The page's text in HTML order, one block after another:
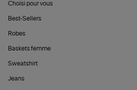
Choisi pour vous
Best-Sellers
Robes
Baskets femme
Sweatshirt
Jeans